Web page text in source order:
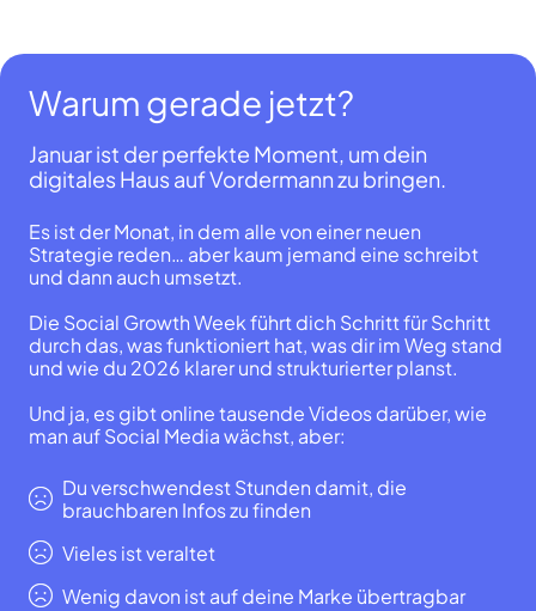
Warum gerade jetzt?
Januar ist der perfekte Moment, um dein
digitales Haus auf Vordermann zu bringen.
Es ist der Monat, in dem alle von einer neuen
Strategie reden… aber kaum jemand eine schreibt
und dann auch umsetzt.
Die Social Growth Week führt dich Schritt für Schritt
durch das, was funktioniert hat, was dir im Weg stand
und wie du 2026 klarer und strukturierter planst.
Und ja, es gibt online tausende Videos darüber, wie
man auf Social Media wächst, aber:
Du verschwendest Stunden damit, die
brauchbaren Infos zu finden
Vieles ist veraltet
Wenig davon ist auf deine Marke übertragbar